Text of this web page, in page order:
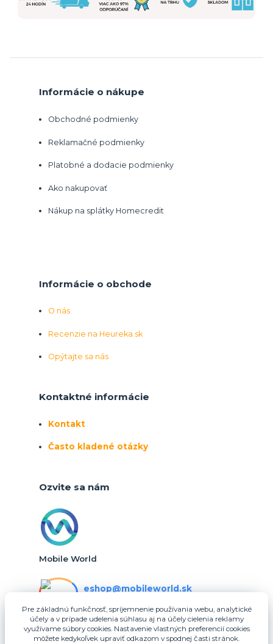
Informácie o nákupe
Obchodné podmienky
Reklamačné podmienky
Platobné a dodacie podmienky
Ako nakupovať
Nákup na splátky Homecredit
Informácie o obchode
O nás
Recenzie na Heureka.sk
Opýtajte sa nás
Kontaktné informácie
Kontakt
Často kladené otázky
Ozvite sa nám
Mobile World
eshop@mobileworld.sk
eshop@mobileworld.sk
Pre základnú funkčnosť, spríjemnenie používania webu, analytické
účely a v prípade udelenia súhlasu aj na účely cielenia reklamy
využívame súbory cookies. Nastavenie vlastných preferencií cookies
môžete kedykoľvek upraviť odkazom v spodnej časti stránok.